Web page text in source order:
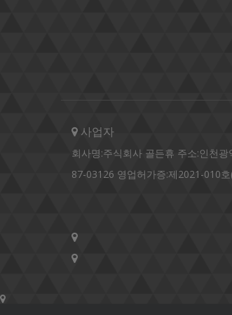
사업자
회사명:주식회사 골든휴 주소:인천
87-03126 영업허가증:제2021-010